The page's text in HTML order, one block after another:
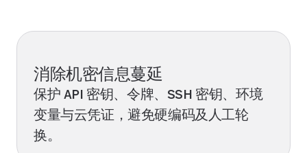
消除机密信息蔓延
保护 API 密钥、令牌、SSH 密钥、环境
变量与云凭证，避免硬编码及人工轮
换。